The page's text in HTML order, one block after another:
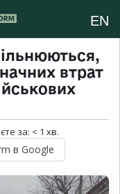
EN
втрат
за: < 1 хв.
в Google